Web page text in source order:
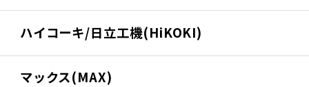
ハイコーキ/日立工機(HiKOKI)
マックス(MAX)